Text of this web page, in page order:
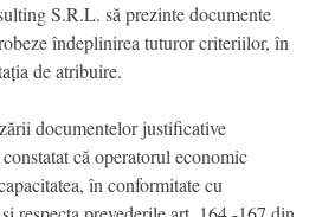
S.R.L. să prezinte documente
îndeplinirea tuturor criteriilor, în
de atribuire.
documentelor justificative
că operatorul economic
în conformitate cu